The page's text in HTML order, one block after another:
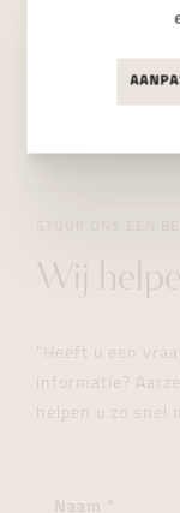
Wij
"Heeft u een
informatie?
helpen u zo snel